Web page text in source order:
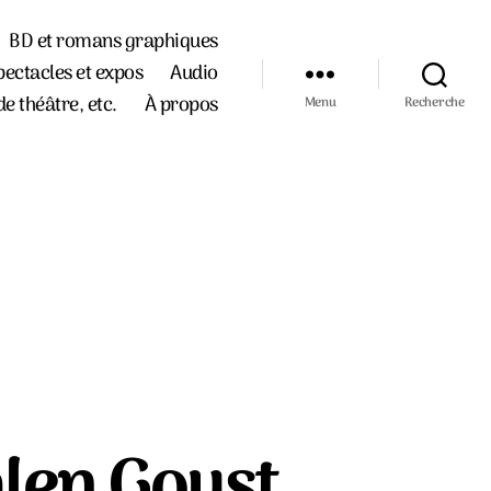
BD et romans graphiques
et expos
Audio
théâtre, etc.
À propos Menu Recherche